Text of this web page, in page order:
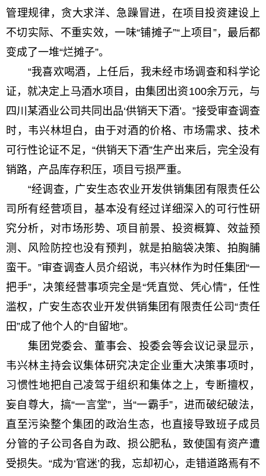
管理规律，贪大求洋、急躁冒进，在项目投资建设上
不切实际、不重实效，一味“铺摊子”“上项目”，最后都
变成了一堆“烂摊子”。
“我喜欢喝酒，上任后，我未经市场调查和科学论
证，就决定上马酒水项目，由集团出资100余万元，与
四川某酒业公司共同出品‘供销天下酒’。”接受审查调查
时，韦兴林坦白，由于对酒的价格、市场需求、技术
可行性论证不足，“供销天下酒”生产出来后，完全没有
销路，产品库存积压，项目亏损严重。
“经调查，广安生态农业开发供销集团有限责任公
司所有经营项目，基本没有经过详细深入的可行性研
究分析，对市场形势、项目前景、投资概算、效益预
测、风险防控也没有预判，就是拍脑袋决策、拍胸脯
蛮干。”审查调查人员介绍说，韦兴林作为时任集团“一
把手”，决策经营事项完全是“凭直觉、凭心情”，任性
滥权，广安生态农业开发供销集团有限责任公司“责任
田”成了他个人的“自留地”。
集团党委会、董事会、投委会等会议记录显示，
韦兴林主持会议集体研究决定企业重大决策事项时，
习惯性地把自己凌驾于组织和集体之上，专断擅权，
妄自尊大，搞“一言堂”，当“一霸手”，进而破纪破法，
直至污染整个集团的政治生态，也直接导致班子成员
分管的子公司各自为政、损公肥私，致使国有资产遭
受损失。“成为‘官迷’的我，忘却初心，走错道路焉有不